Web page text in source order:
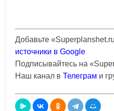
Добавьте
источники в Google
Подписывайтесь на
Наш канал в Телеграм и